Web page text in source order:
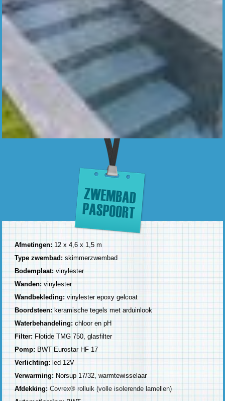
Afmetingen:12 x 4,6 x 1,5 m
Type zwembad:skimmerzwembad
Bodemplaat: vinylester
Wanden:vinylester
Wandbekleding:vinylester epoxy gelcoat
Boordsteen: keramische tegels met arduinlook
Waterbehandeling: chloor en pH
Filter: Flotide TMG 750, glasfilter
Pomp: BWT Eurostar HF 17
Verlichting: led 12V
Verwarming:Norsup 17/32, warmtewisselaar
Afdekking: Covrex® rolluik (volle isolerende lamellen)